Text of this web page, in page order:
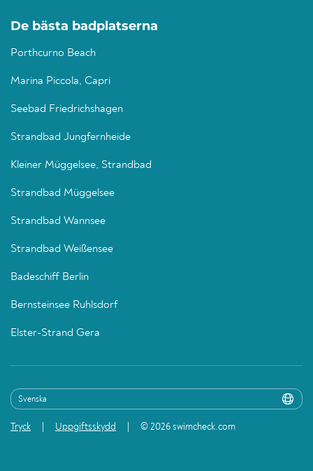
De bästa badplatserna
Porthcurno Beach
Marina Piccola, Capri
Seebad Friedrichshagen
Strandbad Jungfernheide
Kleiner Müggelsee, Strandbad
Strandbad Müggelsee
Strandbad Wannsee
Strandbad Weißensee
Badeschiff Berlin
Bernsteinsee Ruhlsdorf
Elster-Strand Gera
Tryck Uppgiftsskydd © 2026 swimcheck.com